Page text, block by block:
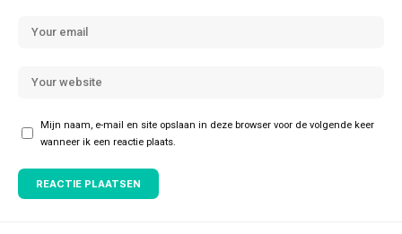
Mijn naam, e-mail en site opslaan in deze browser voor de volgende keer
wanneer ik een reactie plaats.